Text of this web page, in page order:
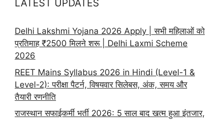
LATEST UPDATES
Delhi Lakshmi Yojana 2026 Apply | सभी महिलाओं को
प्रतिमाह ₹2500 मिलने शरू | Delhi Laxmi Scheme
2026
REET Mains Syllabus 2026 in Hindi (Level-1 &
Level-2): परीक्षा पैटर्न, विषयवार सिलेबस, अंक, समय और
तैयारी रणनीति
राजस्थान सफाईकर्मी भर्ती 2026: 5 साल बाद खत्म हुआ इंतजार,